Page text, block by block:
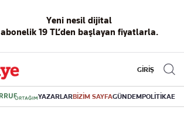
Yeni nesil dijital
abonelik 19 TL’den başlayan fiyatlarla.
GİRİŞ
YAZARLARBİZİM SAYFAGÜNDEMPOLİTİKA